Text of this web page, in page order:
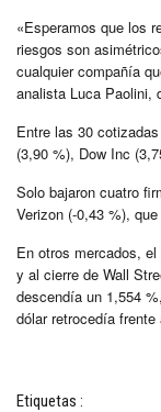
«Esperamos que los
riesgos son
cualquier compañía
analista Luca Paolini,
Entre las 30
(3,90 %), Dow Inc
Solo bajaron cuatro
Verizon (-0,43 %),
En otros mercados,
y al cierre de Wall
descendía un 1,554
dólar retrocedía
Etiquetas :